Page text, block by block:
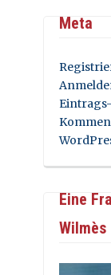
Meta
Eine
Wilmès